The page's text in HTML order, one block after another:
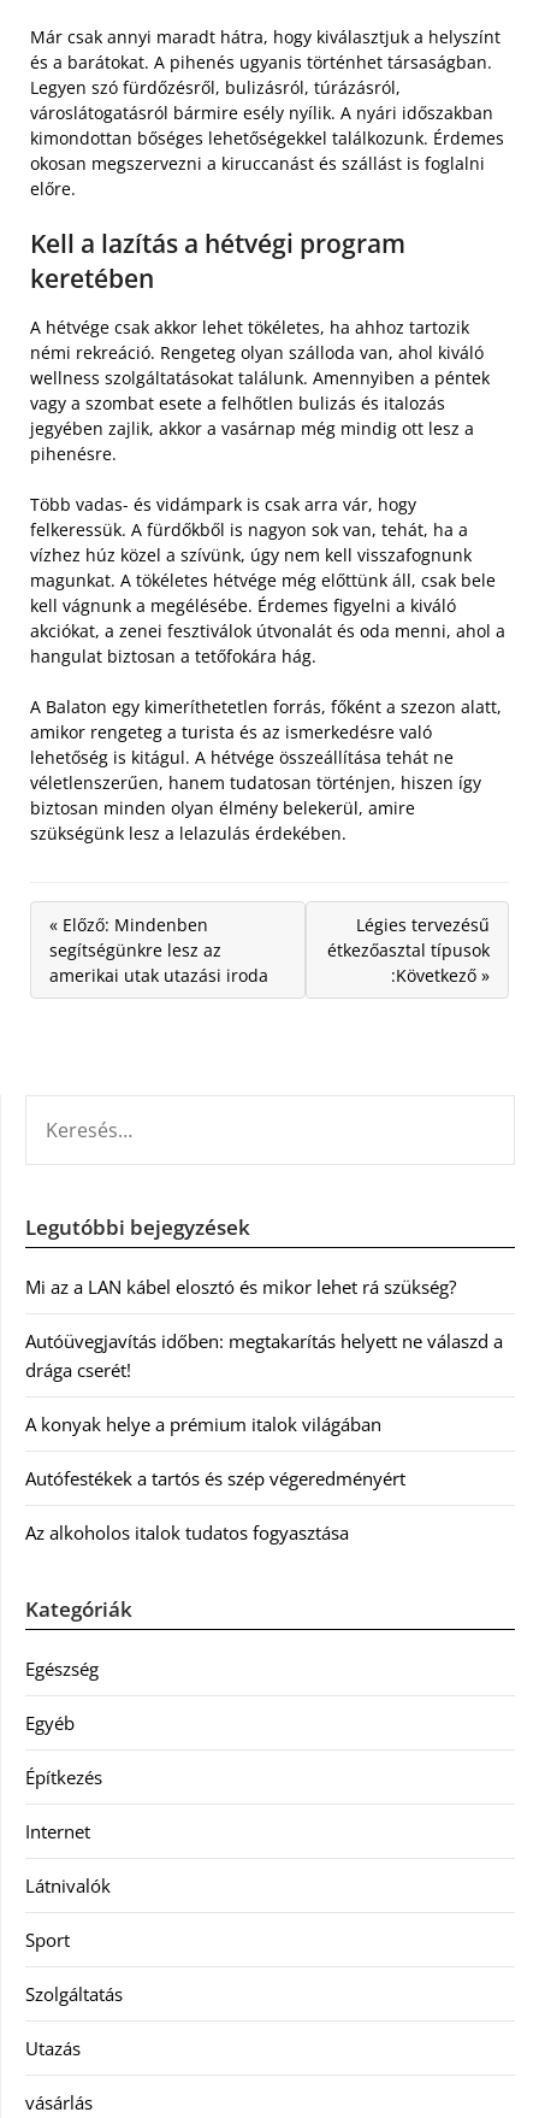
Már csak annyi maradt hátra, hogy kiválasztjuk a helyszínt
és a barátokat. A pihenés ugyanis történhet társaságban.
Legyen szó fürdőzésről, bulizásról, túrázásról,
városlátogatásról bármire esély nyílik. A nyári időszakban
kimondottan bőséges lehetőségekkel találkozunk. Érdemes
okosan megszervezni a kiruccanást és szállást is foglalni
előre.
Kell a lazítás a hétvégi program
keretében
A hétvége csak akkor lehet tökéletes, ha ahhoz tartozik
némi rekreáció. Rengeteg olyan szálloda van, ahol kiváló
wellness szolgáltatásokat találunk. Amennyiben a péntek
vagy a szombat esete a felhőtlen bulizás és italozás
jegyében zajlik, akkor a vasárnap még mindig ott lesz a
pihenésre.
Több vadas- és vidámpark is csak arra vár, hogy
felkeressük. A fürdőkből is nagyon sok van, tehát, ha a
vízhez húz közel a szívünk, úgy nem kell visszafognunk
magunkat. A tökéletes hétvége még előttünk áll, csak bele
kell vágnunk a megélésébe. Érdemes figyelni a kiváló
akciókat, a zenei fesztiválok útvonalát és oda menni, ahol a
hangulat biztosan a tetőfokára hág.
A Balaton egy kimeríthetetlen forrás, főként a szezon alatt,
amikor rengeteg a turista és az ismerkedésre való
lehetőség is kitágul. A hétvége összeállítása tehát ne
véletlenszerűen, hanem tudatosan történjen, hiszen így
biztosan minden olyan élmény belekerül, amire
szükségünk lesz a lelazulás érdekében.
« Előző: Mindenben
segítségünkre lesz az
amerikai utak utazási iroda
Légies tervezésű
étkezőasztal típusok
:Következő »
Legutóbbi bejegyzések
Mi az a LAN kábel elosztó és mikor lehet rá szükség?
Autóüvegjavítás időben: megtakarítás helyett ne válaszd a
drága cserét!
A konyak helye a prémium italok világában
Autófestékek a tartós és szép végeredményért
Az alkoholos italok tudatos fogyasztása
Kategóriák
Egészség
Egyéb
Építkezés
Internet
Látnivalók
Sport
Szolgáltatás
Utazás
vásárlás